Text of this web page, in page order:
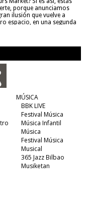
porque anunciamos
ilusión que vuelve a
espacio, en una segunda
MÚSICA
BBK LIVE
Festival Música
Música Infantil
Música
Festival Música
Musical
365 Jazz Bilbao
Musiketan